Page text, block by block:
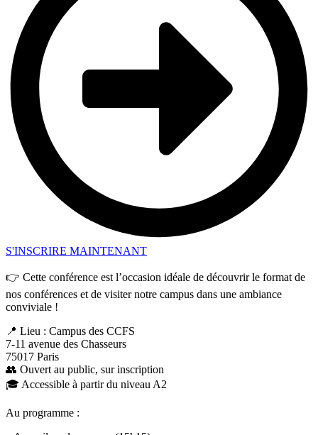
S'INSCRIRE MAINTENANT
👉 Cette conférence est l’occasion idéale de découvrir le format de
nos conférences et de visiter notre campus dans une ambiance
conviviale !
📍 Lieu : Campus des CCFS
7-11 avenue des Chasseurs
75017 Paris
👥 Ouvert au public, sur inscription
🎓 Accessible à partir du niveau A2
Au programme :